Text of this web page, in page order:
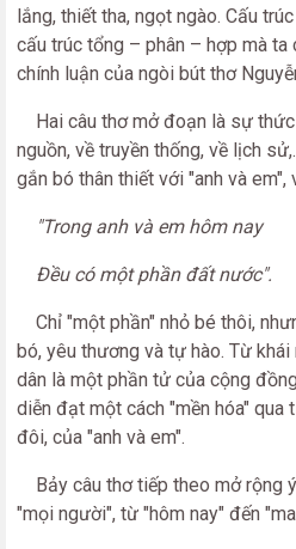
lắng, thiết tha, ngọt ngào. Cấu
cấu trúc tổng – phân – hợp mà
chính luận của ngòi bút thơ
Hai câu thơ mở đoạn là sự thức
nguồn, về truyền thống, về lịch
gắn bó thân thiết với "anh và em",
"Trong anh và em hôm nay
Đều có một phần đất nước".
Chỉ "một phần" nhỏ bé thôi,
bó, yêu thương và tự hào. Từ
dân là một phần tử của cộng
diễn đạt một cách "mền hóa" qua
đôi, của "anh và em".
Bảy câu thơ tiếp theo mở rộng
"mọi người", từ "hôm nay" đến